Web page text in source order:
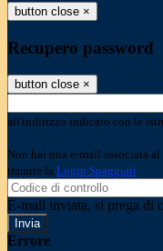
button close ×
Recupero password
button close ×
all'indirizzo indicato con le
Non hai una e-mail associata
tramite la Login Spaggiari
E-mail inviata, si prega di
Errore